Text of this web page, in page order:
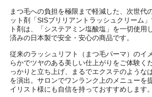
まつ毛への負担を極限まで軽減した、次世代
ット剤「SISブリリアントラッシュクリーム
ト剤は、「システアミン塩酸塩」を一切使用
済みの日本製で安全・安心の商品です。
従来のラッシュリフト（まつ毛パーマ）のイ
らかでツヤのある美しい仕上がりをご体験く
っかりと立ち上げ、まるでエクステのような
を演出。サロンでワンランク上のメニューを
イリスト様にも自信を持っておすすめします。